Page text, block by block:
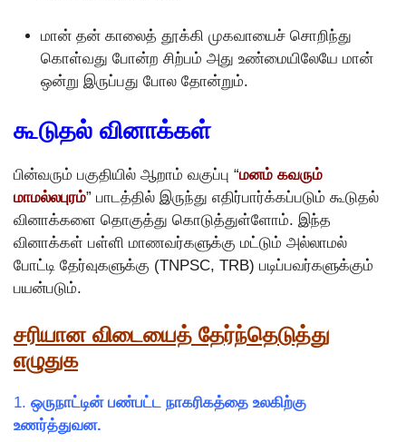
மான் தன் காலைத் தூக்கி முகவாயைச் சொறிந்து
கொள்வது போன்ற சிற்பம் அது உண்மையிலேயே மான்
ஒன்று இருப்பது போல தோன்றும்.
கூடுதல் வினாக்கள்
பின்வரும் பகுதியில் ஆறாம் வகுப்பு “மனம் கவரும்
மாமல்லபுரம்” பாடத்தில் இருந்து எதிர்பார்க்கப்படும் கூடுதல்
வினாக்களை தொகுத்து கொடுத்துள்ளோம். இந்த
வினாக்கள் பள்ளி மாணவர்களுக்கு மட்டும் அல்லாமல்
போட்டி தேர்வுகளுக்கு (TNPSC, TRB) படிப்பவர்களுக்கும்
பயன்படும்.
சரியான விடையைத் தேர்ந்தெடுத்து
எழுதுக
1. ஒருநாட்டின் பண்பட்ட நாகரிகத்தை உலகிற்கு
உணர்த்துவன.